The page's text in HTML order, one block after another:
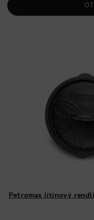
Petromax litinový